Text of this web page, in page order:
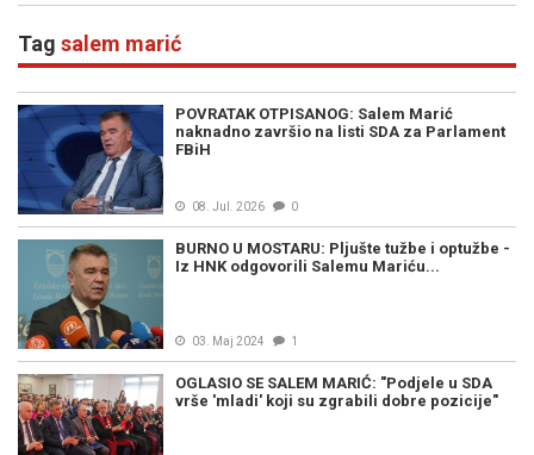
Tag salem marić
POVRATAK OTPISANOG: Salem Marić
naknadno završio na listi SDA za Parlament
FBiH
08. Jul. 2026 0
BURNO U MOSTARU: Pljušte tužbe i optužbe -
Iz HNK odgovorili Salemu Mariću...
03. Maj 2024 1
OGLASIO SE SALEM MARIĆ: "Podjele u SDA
vrše 'mladi' koji su zgrabili dobre pozicije"